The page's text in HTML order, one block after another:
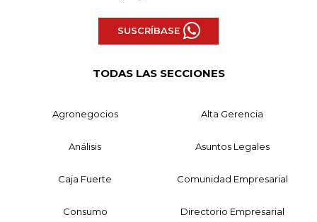
SUSCRÍBASE
TODAS LAS SECCIONES
Agronegocios Alta Gerencia
Análisis Asuntos Legales
Caja Fuerte Comunidad Empresarial
Consumo Directorio Empresarial